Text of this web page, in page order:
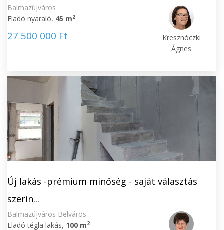
Balmazújváros
Eladó nyaraló, 45 m2
27 500 000 Ft
Kresznóczki
Ágnes
Új lakás -prémium minőség - saját választás
szerin...
Balmazújváros Belváros
Eladó tégla lakás, 100 m2